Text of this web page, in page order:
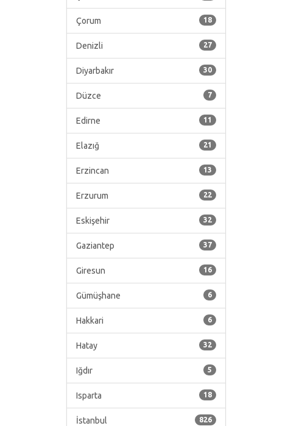
18
Çorum
27
Denizli
30
Diyarbakır
7
Düzce
11
Edirne
21
Elazığ
13
Erzincan
22
Erzurum
32
Eskişehir
37
Gaziantep
16
Giresun
6
Gümüşhane
6
Hakkari
32
Hatay
5
Iğdır
18
Isparta
826
İstanbul